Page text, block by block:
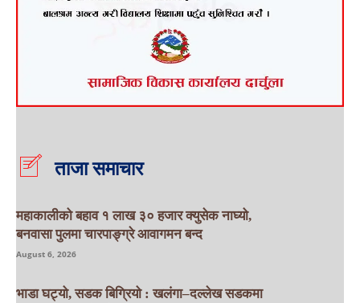
ताजा समाचार
महाकालीको बहाव १ लाख ३० हजार क्युसेक नाघ्यो,
बनवासा पुलमा चारपाङ्ग्रे आवागमन बन्द
August 6, 2026
भाडा घट्यो, सडक बिग्रियो : खलंगा–दल्लेख सडकमा